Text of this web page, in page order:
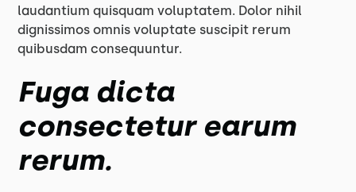
laudantium quisquam voluptatem. Dolor nihil
dignissimos omnis voluptate suscipit rerum
quibusdam consequuntur.
Fuga dicta
consectetur earum
rerum.